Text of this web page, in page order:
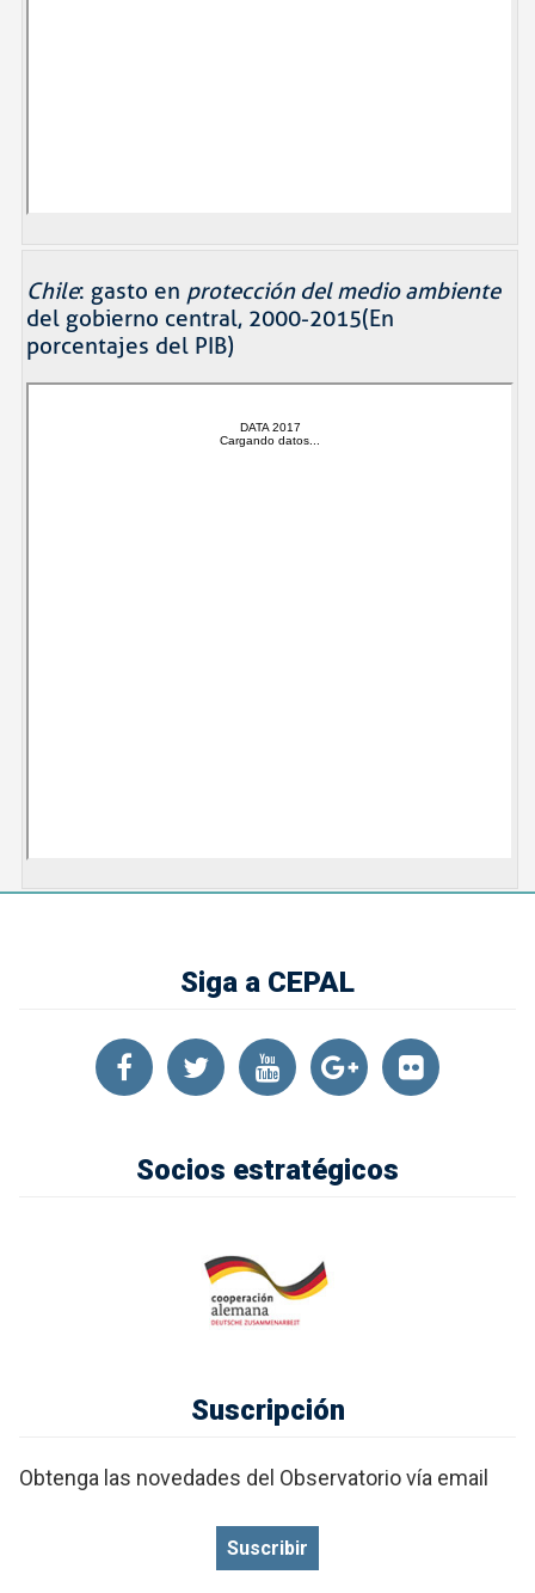
Chile: gasto en protección del medio ambiente
del gobierno central, 2000-2015(En
porcentajes del PIB)
Siga a CEPAL
Socios estratégicos
Suscripción
Obtenga las novedades del Observatorio vía email
Suscribir